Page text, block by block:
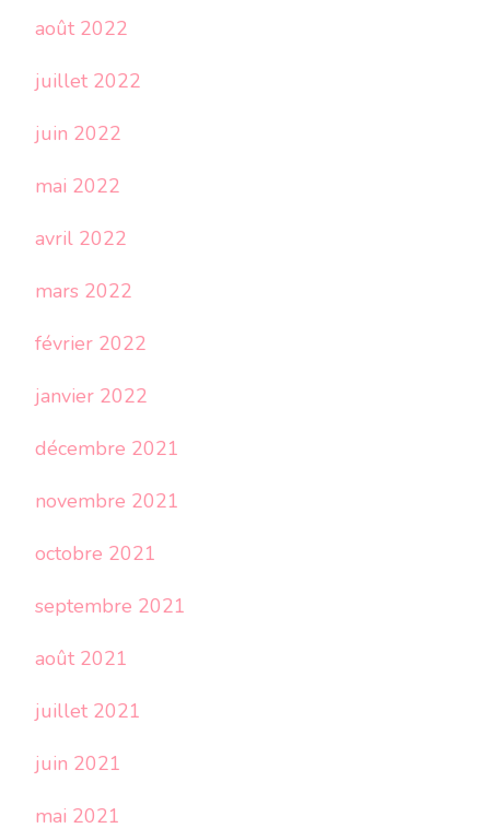
août 2022
juillet 2022
juin 2022
mai 2022
avril 2022
mars 2022
février 2022
janvier 2022
décembre 2021
novembre 2021
octobre 2021
septembre 2021
août 2021
juillet 2021
juin 2021
mai 2021